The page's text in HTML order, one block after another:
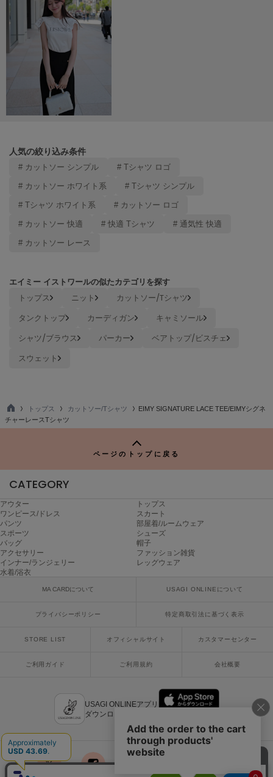
モワージュ
MUCHA
ミュシャ
NEW Balance
ニューバランス
NIKE
ナイキ
ナウンス
null.
On
Onitsuka Tiger
オルグ
フィリーチョコレート
poláura
ポローラ
PUMA
プーマ
リーボック
サロモン
セサミストリートマーケット
SHAKA
シャカ
人気の絞り込み条件
# カットソー シンプル # Tシャツ ロゴ
# カットソー ホワイト系 # Tシャツ シンプル
# Tシャツ ホワイト系 # カットソー ロゴ
# カットソー 快適 # 快適 Tシャツ # 通気性 快適
# カットソー レース
エイミー イストワールの似たカテゴリを探す
トップス ニット
カットソー/Tシャツ
タンクトップ
カーディガン
キャミソール
シャツ/ブラウス
パーカー
ベアトップ/ビスチェ
スウェット
TO
P
トップス カットソー/Tシャツ
EIMY SIGNATURE LACE TEE/EIMYシグネ
チャーレースTシャツ
ページのトップに戻る
CATEGORY
アウター
トップス
ワンピース/ドレス
スカート
パンツ
部屋着/ルームウェア
スポーツ
シューズ
バッグ
帽子
アクセサリー
ファッション雑貨
インナー/ランジェリー
レッグウェア
水着/浴衣
MA CARDについて USAGI ONLINEについて
プライバシーポリシー 特定商取引法に基づく表示
STORE LIST オフィシャルサイト カスタマーセンター
ご利用ガイド ご利用規約 会社概要
USAGI ONLINEアプリ
ダウンロードはこちら